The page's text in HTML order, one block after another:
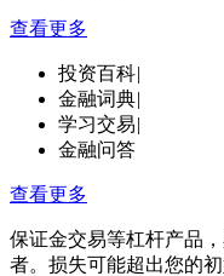
查看更多
投资百科|
金融词典|
学习交易|
金融问答
查看更多
保证金交易等杠杆产品
者。损失可能超出您的